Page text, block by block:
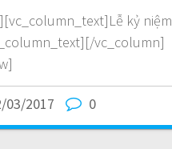
kỷ niệm
vc_column]
03/2017 0